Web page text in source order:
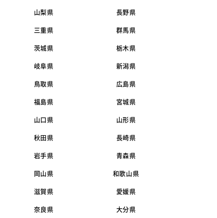
山梨県 長野県
三重県 群馬県
茨城県 栃木県
岐阜県 新潟県
鳥取県 広島県
福島県 宮城県
山口県 山形県
秋田県 長崎県
岩手県 青森県
岡山県 和歌山県
滋賀県 愛媛県
奈良県 大分県